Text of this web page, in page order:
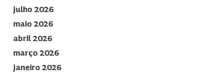
julho 2026
maio 2026
abril 2026
março 2026
janeiro 2026